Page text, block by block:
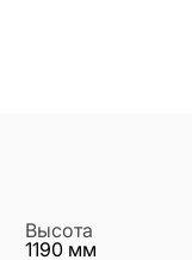
Высота
1190 мм